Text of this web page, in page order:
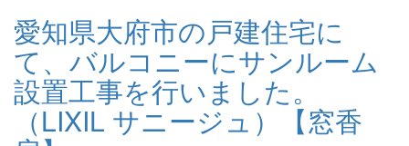
愛知県大府市の戸建住宅に
て、バルコニーにサンルーム
設置工事を行いました。
（LIXIL サニージュ）【窓香